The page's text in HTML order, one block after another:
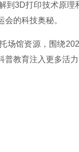
到3D打印技术原
的科技奥秘。
场馆资源，围绕
普教育注入更多活